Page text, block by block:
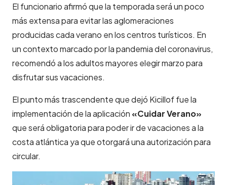
El funcionario afirmó que la temporada será un poco
más extensa para evitar las aglomeraciones
producidas cada verano en los centros turísticos. En
un contexto marcado por la pandemia del coronavirus,
recomendó a los adultos mayores elegir marzo para
disfrutar sus vacaciones.
El punto más trascendente que dejó Kicillof fue la
implementación de la aplicación «Cuidar Verano»
que será obligatoria para poder ir de vacaciones a la
costa atlántica ya que otorgará una autorización para
circular.